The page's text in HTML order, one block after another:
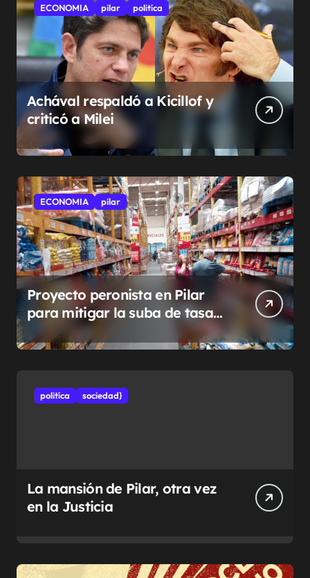
ECONOMIA pilar politíca
Achával respaldó a Kicillof y
criticó a Milei
ECONOMIA pilar
Proyecto peronista en Pilar
para mitigar la suba de tasas
municipales
politíca sociedad}
La mansión de Pilar, otra vez
en la Justicia